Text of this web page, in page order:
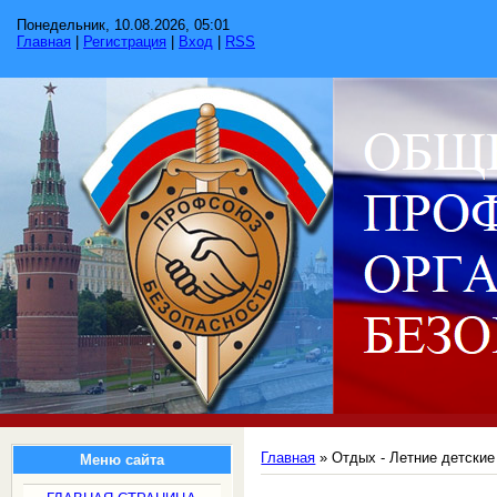
Понедельник, 10.08.2026, 05:01
Главная
Регистрация Вход RSS
Меню сайта Главная »Отдых - Летние детские